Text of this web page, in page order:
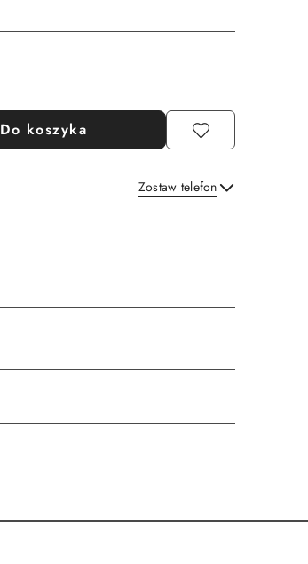
Do koszyka
Zostaw telefon